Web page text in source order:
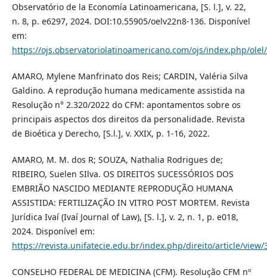
Observatório de la Economía Latinoamericana, [S. l.], v. 22,
n. 8, p. e6297, 2024. DOI:10.55905/oelv22n8-136. Disponível
em:
https://ojs.observatoriolatinoamericano.com/ojs/index.php/
AMARO, Mylene Manfrinato dos Reis; CARDIN, Valéria Silva
Galdino. A reprodução humana medicamente assistida na
Resolução n° 2.320/2022 do CFM: apontamentos sobre os
principais aspectos dos direitos da personalidade. Revista
de Bioética y Derecho, [S.l.], v. XXIX, p. 1-16, 2022.
AMARO, M. M. dos R; SOUZA, Nathalia Rodrigues de;
RIBEIRO, Suelen SIlva. OS DIREITOS SUCESSÓRIOS DOS
EMBRIÃO NASCIDO MEDIANTE REPRODUÇÃO HUMANA
ASSISTIDA: FERTILIZAÇÃO IN VITRO POST MORTEM. Revista
Jurídica Ivaí (Ivaí Journal of Law), [S. l.], v. 2, n. 1, p. e018,
2024. Disponível em:
https://revista.unifatecie.edu.br/index.php/direito/article/view/
CONSELHO FEDERAL DE MEDICINA (CFM). Resolução CFM nº